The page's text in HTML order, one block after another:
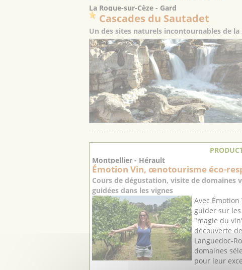
La Roque-sur-Cèze - Gard
Cascades du Sautadet
Un des sites naturels incontournables de la
Montpellier - Hérault
Émotion Vin, œnotourisme éco-
Cours de dégustation, visite de domaines
guidées dans les vignes
Avec Émotion
guider sur
"magie du
découverte
Languedoc-
domaines
pour leur